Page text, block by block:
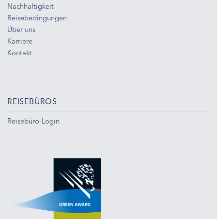
Nachhaltigkeit
Reisebedingungen
Über uns
Karriere
Kontakt
REISEBÜROS
Reisebüro-Login